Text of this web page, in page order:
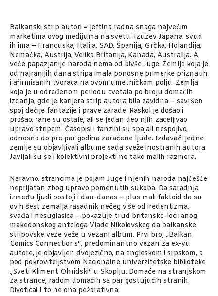
Balkanski strip autori = jeftina radna snaga najvećim
marketima ovog medijuma na svetu. Izuzev Japana, svud
ih ima – Francuska, Italija, SAD, Španija, Grčka, Holandija,
Nemačka, Austrija, Velika Britanija, Kanada, Australija. A
veće papazjanije naroda nema od bivše Juge. Zemlje koja je
od najranijih dana stripa imala ponosne primerke priznatih
i afirmisanih tvoraca na ovom umetničkom polju. Zemlja
koja je u određenom periodu cvetala po broju domaćih
izdanja, gde je karijera strip autora bila zavidna – savršen
spoj dečije fantazije i prave zarade. Raskol je došao i
prošao, rane su ostale, ali se jedan deo njih zaceljivao
upravo stripom. Časopisi i fanzini su spajali nespojivo,
odnosno do pre par godina zaraćene ljude. Izdavači jedne
zemlje su objavljivali albume sada sveže inostranih autora.
Javljali su se i kolektivni projekti ne tako malih razmera.
Naravno, strancima je pojam Juge i njenih naroda najčešće
neprijatan zbog upravo pomenutih sukoba. Da saradnja
između ljudi postoji i dan-danas – plus mali faktoid da su
ovih šest zemalja rasadnik nečeg više od iredentizma,
svađa i nesuglasica – pokazuje trud britansko-lociranog
makedonskog antologa Vlade Nikolovskog da balkanske
stripovske veze veže u vezani album. Prvi broj „Balkan
Comics Connections“, predominantno vezan za ex-yu
autore, je objavljen dvojezično, na engleskom i srpskom, a
pod pokroviteljstvom Nacionalne univerzitetske biblioteke
„Sveti Kliment Ohridski“ u Skoplju. Domaće na stranjskom
za strance, radom domaćih sa par gostujućih stranih.
Divotica! I to ne ona pežorativna.